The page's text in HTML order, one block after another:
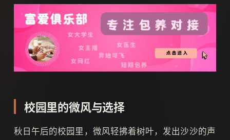
校园里的微风与选择
秋日午后的校园里，微风轻拂着树叶，发出沙沙的声